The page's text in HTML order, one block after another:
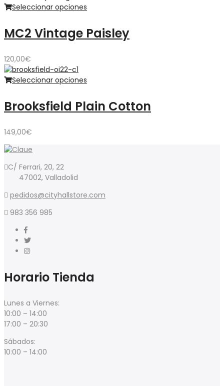
Seleccionar opciones
MC2 Vintage Paisley
120,00€
Seleccionar opciones
Brooksfield Plain Cotton
149,00€
C/ Ferrari, 20, 22
47002, Valladolid
pedidos@cityhallstore.com
983 356 985
Horario Tienda
Lunes a Viernes:
10:00 – 14:00
17:00 – 20:30
Sábados:
10:00 – 14:00